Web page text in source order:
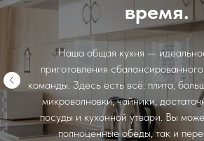
время.
Наша общая кухня —
приготовления
команды. Здесь есть всё: плита,
микроволновки, чайники,
посуды и кухонной утвари. Вы
полноценные обеды, так и